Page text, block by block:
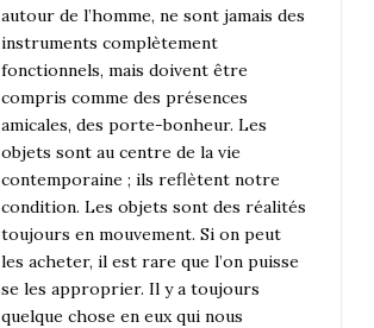
autour de l’homme, ne sont jamais des
instruments complètement
fonctionnels, mais doivent être
compris comme des présences
amicales, des porte-bonheur. Les
objets sont au centre de la vie
contemporaine ; ils reflètent notre
condition. Les objets sont des réalités
toujours en mouvement. Si on peut
les acheter, il est rare que l’on puisse
se les approprier. Il y a toujours
quelque chose en eux qui nous